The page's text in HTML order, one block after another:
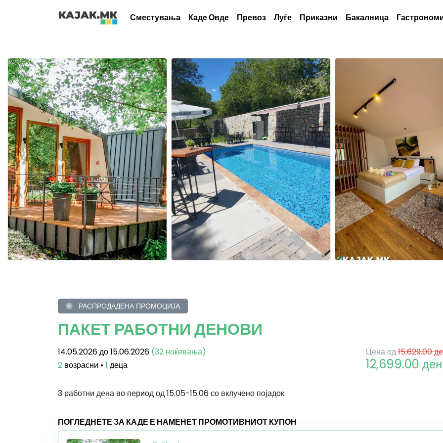
Сместувања Каде Овде Превоз Луѓе Приказни Бакалница
РАСПРОДАДЕНА ПРОМОЦИЈА
ПАКЕТ РАБОТНИ ДЕНОВИ
14.05.2026 до 15.06.2026 (32 ноќевања)
2 возрасни • 1 деца
Цена од15,629.00
12,699.00 ден
3 работни дена во период од 15.05-15.06 со вклучено појадок
ПОГЛЕДНЕТЕ ЗА КАДЕ Е НАМЕНЕТ ПРОМОТИВНИОТ КУПОН